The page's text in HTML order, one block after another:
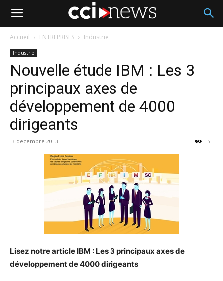
Accueil ENTREPRISES Industrie
Industrie
Nouvelle étude IBM : Les 3
principaux axes de
développement de 4000
dirigeants
3 décembre 2013 151
Lisez notre article IBM : Les 3 principaux axes de
développement de 4000 dirigeants